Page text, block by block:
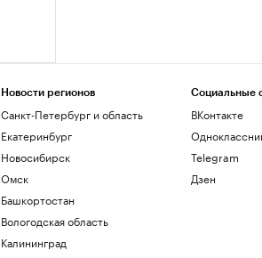
Новости регионов
Санкт-Петербург и область
Екатеринбург
Новосибирск
Омск
Башкортостан
Вологодская область
Калининград
Социальные
ВКонтакте
Telegram
Дзен